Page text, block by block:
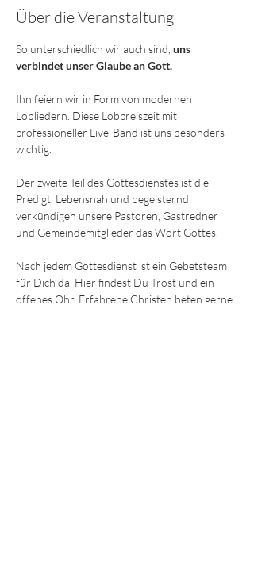
Über die Veranstaltung
So unterschiedlich wir auch sind, uns
verbindet unser Glaube an Gott.
Ihn feiern wir in Form von modernen
Lobliedern. Diese Lobpreiszeit mit
professioneller Live-Band ist uns besonders
wichtig.
Der zweite Teil des Gottesdienstes ist die
Predigt. Lebensnah und begeisternd
verkündigen unsere Pastoren, Gastredner
und Gemeindemitglieder das Wort Gottes.
Nach jedem Gottesdienst ist ein Gebetsteam
für Dich da. Hier findest Du Trost und ein
offenes Ohr. Erfahrene Christen beten gerne